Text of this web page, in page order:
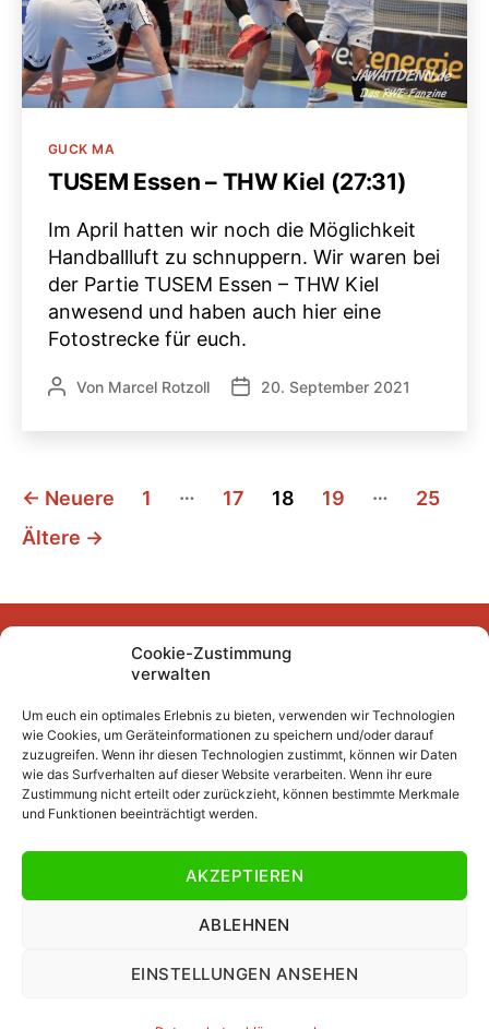
Cookie-Zustimmung
verwalten
Um euch ein optimales Erlebnis zu bieten, verwenden wir Technologien
wie Cookies, um Geräteinformationen zu speichern und/oder darauf
zuzugreifen. Wenn ihr diesen Technologien zustimmt, können wir Daten
wie das Surfverhalten auf dieser Website verarbeiten. Wenn ihr eure
Zustimmung nicht erteilt oder zurückzieht, können bestimmte Merkmale
und Funktionen beeinträchtigt werden.
AKZEPTIEREN
ABLEHNEN
EINSTELLUNGEN ANSEHEN
Kategorien
GUCK MA
TUSEM Essen – THW Kiel (27:31)
Im April hatten wir noch die Möglichkeit
Handballluft zu schnuppern. Wir waren bei
der Partie TUSEM Essen – THW Kiel
anwesend und haben auch hier eine
Fotostrecke für euch.
Beitragsautor
Von Marcel Rotzoll Veröffentlichungsdatum
20. September 2021
Seitennummerierung
der
← Neuere 1 … 17 18 19 …
25
Ältere →
FacebookInstagram
YouTubeMastodonBluesky
Unser Archiv
Kurze Fuffzehn
Beiträge 2007/2008 bis 2018/2019
Beiträge vor 2007/2008
Datenschutzerklärung